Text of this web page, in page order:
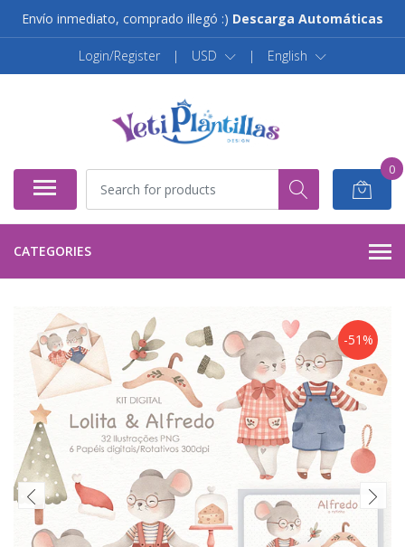
Envío inmediato, comprado illegó :) Descarga Automáticas
Login/Register | USD | English
0
CATEGORIES
-51%